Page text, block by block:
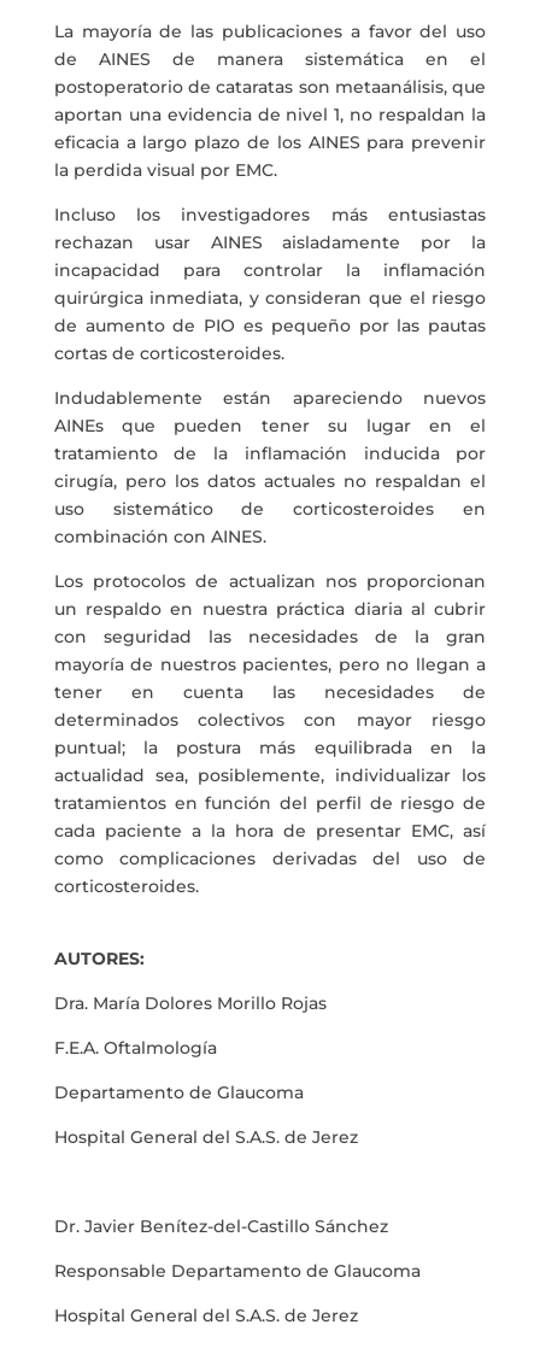
La mayoría de las publicaciones a favor del uso
de AINES de manera sistemática en el
postoperatorio de cataratas son metaanálisis, que
aportan una evidencia de nivel 1, no respaldan la
eficacia a largo plazo de los AINES para prevenir
la perdida visual por EMC.
Incluso los investigadores más entusiastas
rechazan usar AINES aisladamente por la
incapacidad para controlar la inflamación
quirúrgica inmediata, y consideran que el riesgo
de aumento de PIO es pequeño por las pautas
cortas de corticosteroides.
Indudablemente están apareciendo nuevos
AINEs que pueden tener su lugar en el
tratamiento de la inflamación inducida por
cirugía, pero los datos actuales no respaldan el
uso sistemático de corticosteroides en
combinación con AINES.
Los protocolos de actualizan nos proporcionan
un respaldo en nuestra práctica diaria al cubrir
con seguridad las necesidades de la gran
mayoría de nuestros pacientes, pero no llegan a
tener en cuenta las necesidades de
determinados colectivos con mayor riesgo
puntual; la postura más equilibrada en la
actualidad sea, posiblemente, individualizar los
tratamientos en función del perfil de riesgo de
cada paciente a la hora de presentar EMC, así
como complicaciones derivadas del uso de
corticosteroides.
AUTORES:
Dra. María Dolores Morillo Rojas
F.E.A. Oftalmología
Departamento de Glaucoma
Hospital General del S.A.S. de Jerez
Dr. Javier Benítez-del-Castillo Sánchez
Responsable Departamento de Glaucoma
Hospital General del S.A.S. de Jerez